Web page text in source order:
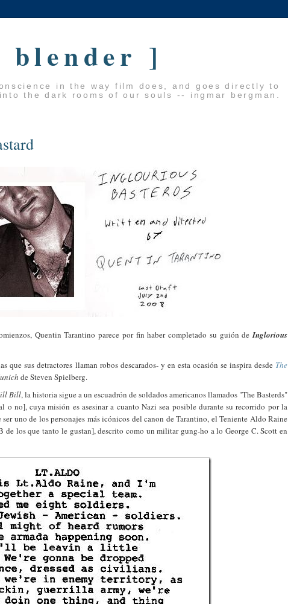
blender ]
in the way film does, and goes directly to
the dark rooms of our souls -- ingmar bergman.
Quentin Tarantino parece por fin haber completado su guión deInglorious
que sus detractores llaman robos descarados- y en esta ocasión se inspira desde The
de Steven Spielberg.
Bill, la historia sigue a un escuadrón de soldados americanos llamados "The Basterds"
o no], cuya misión es asesinar a cuanto Nazi sea posible durante su recorrido por la
uno de los personajes más icónicos del canon de Tarantino, el Teniente Aldo Raine
de los que tanto le gustan], descrito como un militar gung-ho a lo George C. Scott en